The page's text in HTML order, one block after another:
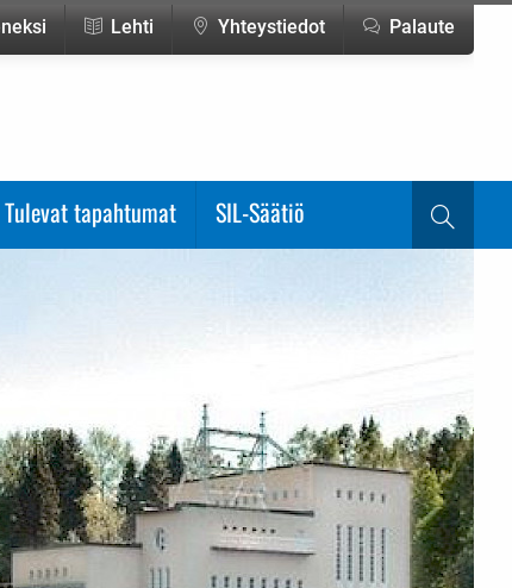
Lehti Yhteystiedot
Palaute
Tulevat tapahtumat SIL-Säätiö Haku